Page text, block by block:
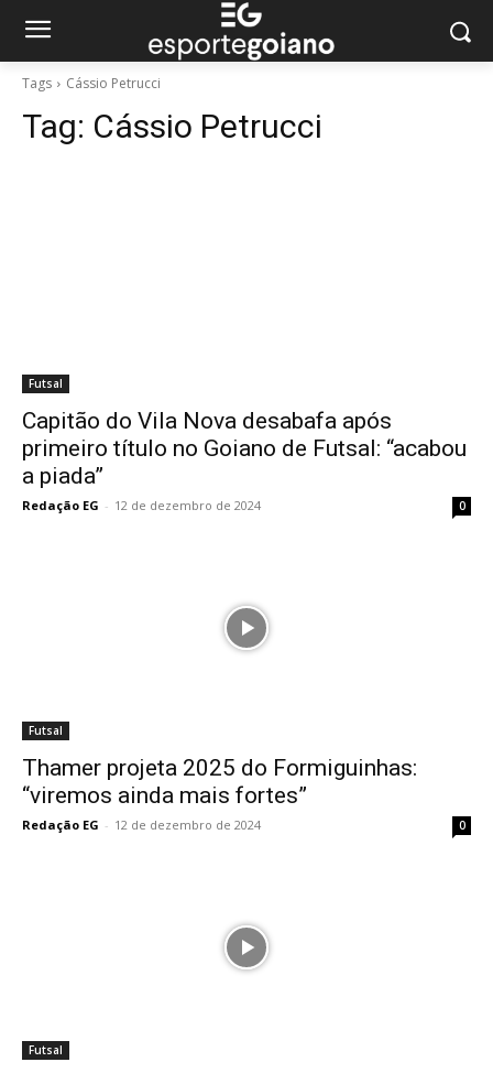
Tags Cássio Petrucci
Tag: Cássio Petrucci
Futsal
Capitão do Vila Nova desabafa após
primeiro título no Goiano de Futsal: “acabou
a piada”
Redação EG - 12 de dezembro de 2024 0
Futsal
Thamer projeta 2025 do Formiguinhas:
“viremos ainda mais fortes”
Redação EG - 12 de dezembro de 2024 0
Futsal